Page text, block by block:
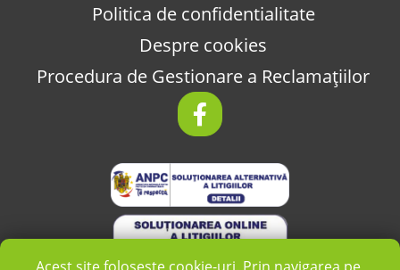
Politica de confidentialitate
Despre cookies
Procedura de Gestionare a Reclamațiilor